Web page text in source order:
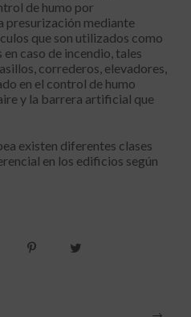
de humo por
presurización mediante
que son utilizados como
caso de incendio, tales
correderos, elevadores,
en el control de humo
y la barrera artificial que
existen diferentes clases
en los edificios según